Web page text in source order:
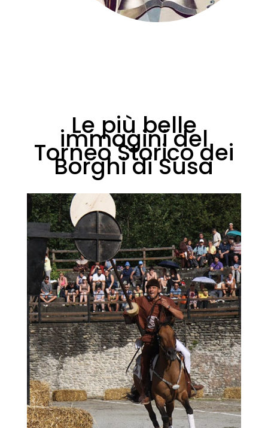
Le più belle
immagini del
Torneo Storico dei
Borghi di Susa